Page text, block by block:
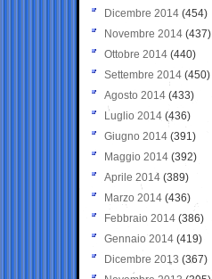
Dicembre 2014 (454)
Novembre 2014 (437)
Ottobre 2014 (440)
Settembre 2014 (450)
Agosto 2014 (433)
Luglio 2014 (436)
Giugno 2014 (391)
Maggio 2014 (392)
Aprile 2014 (389)
Marzo 2014 (436)
Febbraio 2014 (386)
Gennaio 2014 (419)
Dicembre 2013 (367)